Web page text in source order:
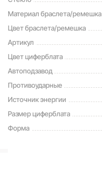
Материал браслета/ремешка
Цвет браслета/ремешка
Артикул
Цвет циферблата
Автоподзавод
Противоударные
Источник энергии
Размер циферблата
Форма